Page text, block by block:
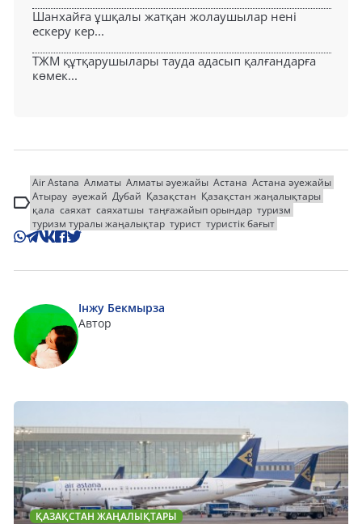
Шанхайға ұшқалы жатқан жолаушылар нені
ескеру кер...
ТЖМ құтқарушылары тауда адасып қалғандарға
көмек...
Air Astana Алматы Алматы әуежайы Астана Астана әуежайы
Атырау әуежай Дубай Қазақстан Қазақстан жаңалықтары
қала саяхат саяхатшы таңғажайып орындар туризм
туризм туралы жаңалықтар турист туристік бағыт
Інжу Бекмырза
Автор
ҚАЗАҚСТАН ЖАҢАЛЫҚТАРЫ